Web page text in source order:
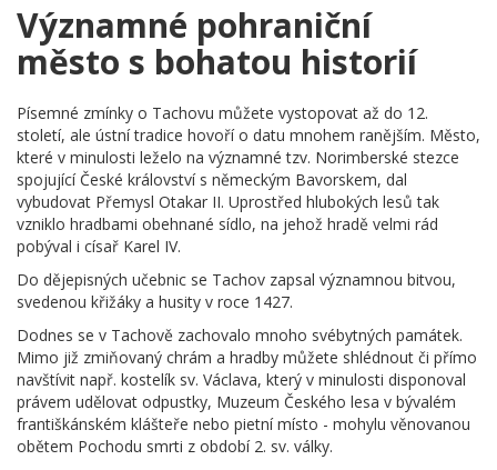
Významné pohraniční
město s bohatou historií
Písemné zmínky o Tachovu můžete vystopovat až do 12.
století, ale ústní tradice hovoří o datu mnohem ranějším. Město,
které v minulosti leželo na významné tzv. Norimberské stezce
spojující České království s německým Bavorskem, dal
vybudovat Přemysl Otakar II. Uprostřed hlubokých lesů tak
vzniklo hradbami obehnané sídlo, na jehož hradě velmi rád
pobýval i císař Karel IV.
Do dějepisných učebnic se Tachov zapsal významnou bitvou,
svedenou křižáky a husity v roce 1427.
Dodnes se v Tachově zachovalo mnoho svébytných památek.
Mimo již zmiňovaný chrám a hradby můžete shlédnout či přímo
navštívit např. kostelík sv. Václava, který v minulosti disponoval
právem udělovat odpustky, Muzeum Českého lesa v bývalém
františkánském klášteře nebo pietní místo - mohylu věnovanou
obětem Pochodu smrti z období 2. sv. války.